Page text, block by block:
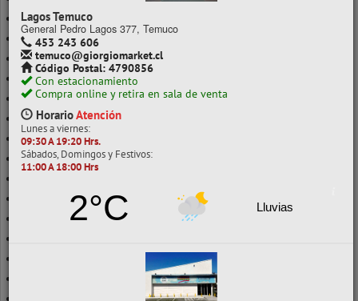
Lagos Temuco
General Pedro Lagos 377, Temuco
453 243 606
temuco@giorgiomarket.cl
Código Postal: 4790856
Con estacionamiento
Compra online y retira en sala de venta
HorarioAtención
Lunes a viernes:
09:30 A 19:20 Hrs.
Sábados, Domingos y Festivos:
11:00 A 18:00 Hrs
2°C Lluvias
ADHESIVA FIGURAS
ADHESIVA FLUOR
ADHESIVA GLITTER
ADHESIVA LISA
ADHESIVA METALICA
ADHESIVA PUZZLE
ARCOIRIS
CAMUFLAJE
FIGURA 3D